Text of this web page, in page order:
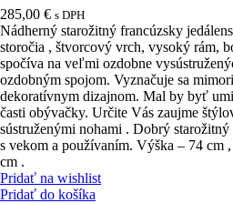
285,00 € s DPH
Nádherný starožitný francúzsky
storočia , štvorcový vrch, vysoký rám,
spočíva na veľmi ozdobne
ozdobným spojom. Vyznačuje sa
dekoratívnym dizajnom. Mal by byť
časti obývačky. Určite Vás zaujme
sústruženými nohami . Dobrý
s vekom a používaním. Výška – 74 cm
cm .
Pridať na wishlist
Pridať do košíka